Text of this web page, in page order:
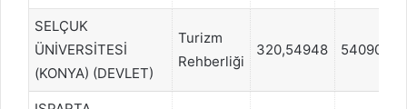
SELÇUK
ÜNİVERSİTESİ
(KONYA) (DEVLET)
Turizm
Rehberliği
320,54948 54090